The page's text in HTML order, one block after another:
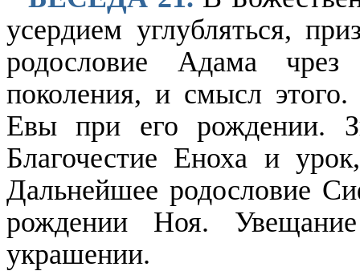
усердием углубляться,
родословие Адама
поколения, и смысл
Евы при его рождении.
Благочестие Еноха и
Дальнейшее родословие
рождении Ноя.
украшении.